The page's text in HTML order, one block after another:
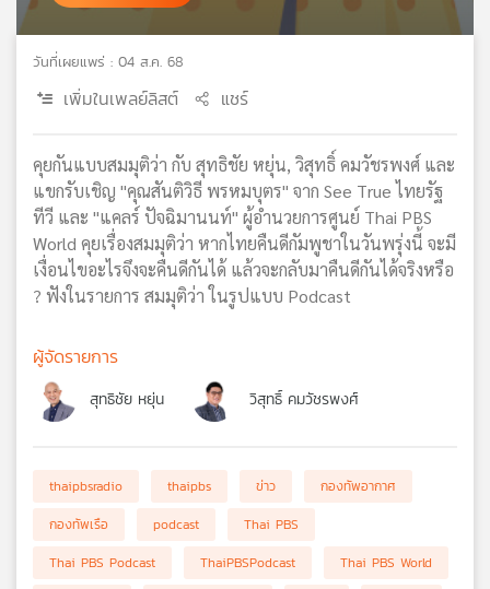
แผนที่
วิทยุ
ข่าย
วันที่เผยแพร่ : 04 ส.ค. 68
เพิ่มในเพลย์ลิสต์ แชร์
คุยกันแบบสมมุติว่า กับ สุทธิชัย หยุ่น, วิสุทธิ์ คมวัชรพงศ์ และ
แขกรับเชิญ "คุณสันติวิธี พรหมบุตร" จาก See True ไทยรัฐ
ทีวี และ "แคลร์ ปัจฉิมานนท์" ผู้อำนวยการศูนย์ Thai PBS
World คุยเรื่องสมมุติว่า หากไทยคืนดีกัมพูชาในวันพรุ่งนี้ จะมี
เงื่อนไขอะไรจึงจะคืนดีกันได้ แล้วจะกลับมาคืนดีกันได้จริงหรือ
? ฟังในรายการ สมมุติว่า ในรูปแบบ Podcast
ผู้จัดรายการ
สุทธิชัย หยุ่น วิสุทธิ์ คมวัชรพงศ์
thaipbsradio thaipbs ข่าว
กองทัพอากาศ
กองทัพเรือ
podcast
Thai PBS
Thai PBS Podcast
ThaiPBSPodcast
Thai PBS World